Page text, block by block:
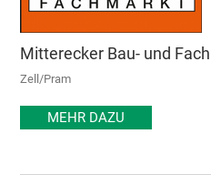
Mitterecker Bau- und
Zell/Pram
MEHR DAZU